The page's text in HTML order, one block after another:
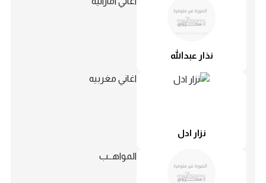
نذار عبدالله
نزار ادل
اغاني مغربيه
المواهــب